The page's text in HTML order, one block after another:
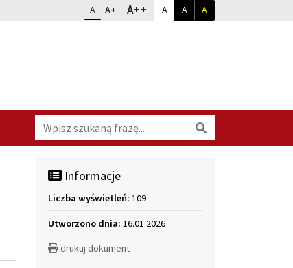
Zmień rozmiar czcionki
A rozmiar standardowy
A+ rozmiar powiększony
A++rozmiar największy
Dopasuj kontrast
A kontrast standardowy
A kontrast biały na czarnym
A
Wyszukaj na stronie
Informacje
Liczba wyświetleń: 109
Utworzono dnia: 16.01.2026
drukuj dokument